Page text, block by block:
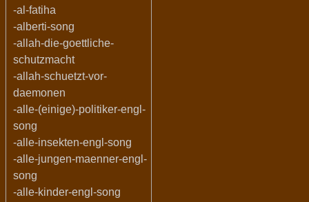
-al-fatiha
-alberti-song
-allah-die-goettliche-
schutzmacht
-allah-schuetzt-vor-
daemonen
-alle-(einige)-politiker-engl-
song
-alle-insekten-engl-song
-alle-jungen-maenner-engl-
song
-alle-kinder-engl-song